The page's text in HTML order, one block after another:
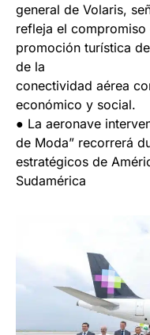
general de Volaris,
refleja el
promoción turística
de la
conectividad aérea
económico y social.
● La aeronave
de Moda” recorrerá
estratégicos de
Sudamérica